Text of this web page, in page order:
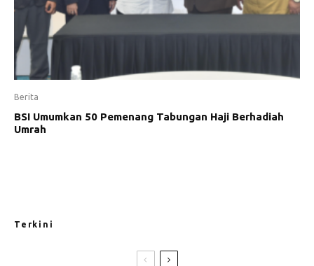
Berita
BSI Umumkan 50 Pemenang Tabungan Haji Berhadiah
Umrah
Terkini